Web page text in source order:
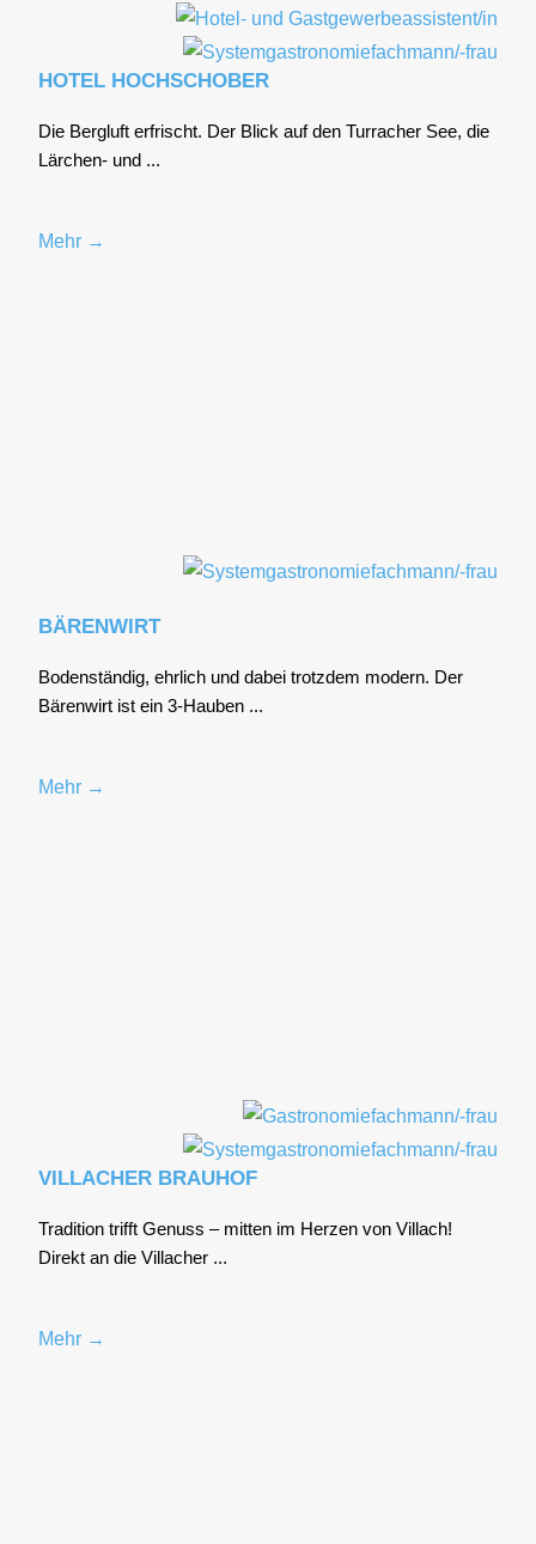
HOTEL HOCHSCHOBER
Die Berg­luft erfrischt. Der Blick auf den Tur­ra­cher See, die
Lär­chen- und ...
Mehr →
BÄRENWIRT
Boden­stän­dig, ehr­lich und dabei trotz­dem modern. Der
Bären­wirt ist ein 3‑Hauben ...
Mehr →
VILLACHER BRAUHOF
Tra­di­ti­on trifft Genuss – mit­ten im Her­zen von Vil­lach!
Direkt an die Vil­la­cher ...
Mehr →